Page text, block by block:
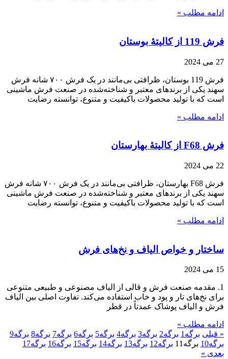
ادامه مطلب »
فرش 119 از کالیتۀ بوستان
27 می 2024
فرش 119 بوستان، ظرافتی بی‌مانند در یک فرش ۷۰۰ شانه فرش
سهند یکی از برندهای معتبر و شناخته‌شده در صنعت فرش ماشینی
است که با تولید محصولات باکیفیت و متنوع، توانسته رضایت
ادامه مطلب »
فرش F68 از کالیتۀ بهارستان
22 می 2024
فرش F68 بهارستان، ظرافتی بی‌مانند در یک فرش ۷۰۰ شانه فرش
سهند یکی از برندهای معتبر و شناخته‌شده در صنعت فرش ماشینی
است که با تولید محصولات باکیفیت و متنوع، توانسته رضایت
ادامه مطلب »
ساختار و خواص الیاف و نخ‌های فرش
15 می 2024
1. مقدمه صنعت فرش و قالی از الیاف مصنوعی و طبیعی متنوعی
برای نخ‌های تار و پود و خاب استفاده می‌کند. تفاوت اصلی بین الیاف
فرش و الیاف پوشاک عمدتاً در قطر
ادامه مطلب »
« قبلی برگه1 برگه2 برگه3 برگه4 برگه5 برگه6 برگه7 برگه8 برگه9
برگه10 برگه11 برگه12 برگه13 برگه14 برگه15 برگه16 برگه17
بعدی »